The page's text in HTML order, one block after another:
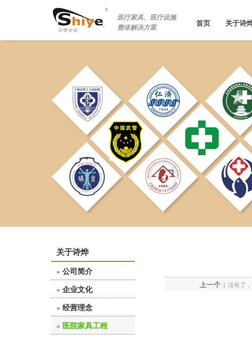
医疗家具、医疗设施
整体解决方案
首页 关于诗
关于诗烨
» 公司简介
» 企业文化
» 经营理念
» 医院家具工程
上一个：没有了